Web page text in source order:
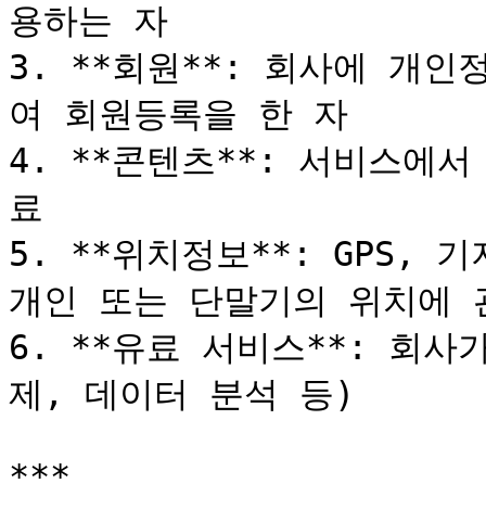
용하는 자
3. **회원**: 회사에 개인정
여 회원등록을 한 자
4. **콘텐츠**: 서비스에서
료
5. **위치정보**: GPS, 기
개인 또는 단말기의 위치에
6. **유료 서비스**: 회사
제, 데이터 분석 등)
***